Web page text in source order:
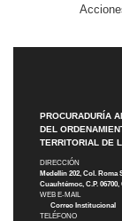
PROCURADURÍA
DEL
TERRITORIAL DE
DIRECCIÓN
Medellín 202, Col. Roma
Cuauhtémoc, C.P.
WEB E-MAIL
Correo Institucional
TELÉFONO